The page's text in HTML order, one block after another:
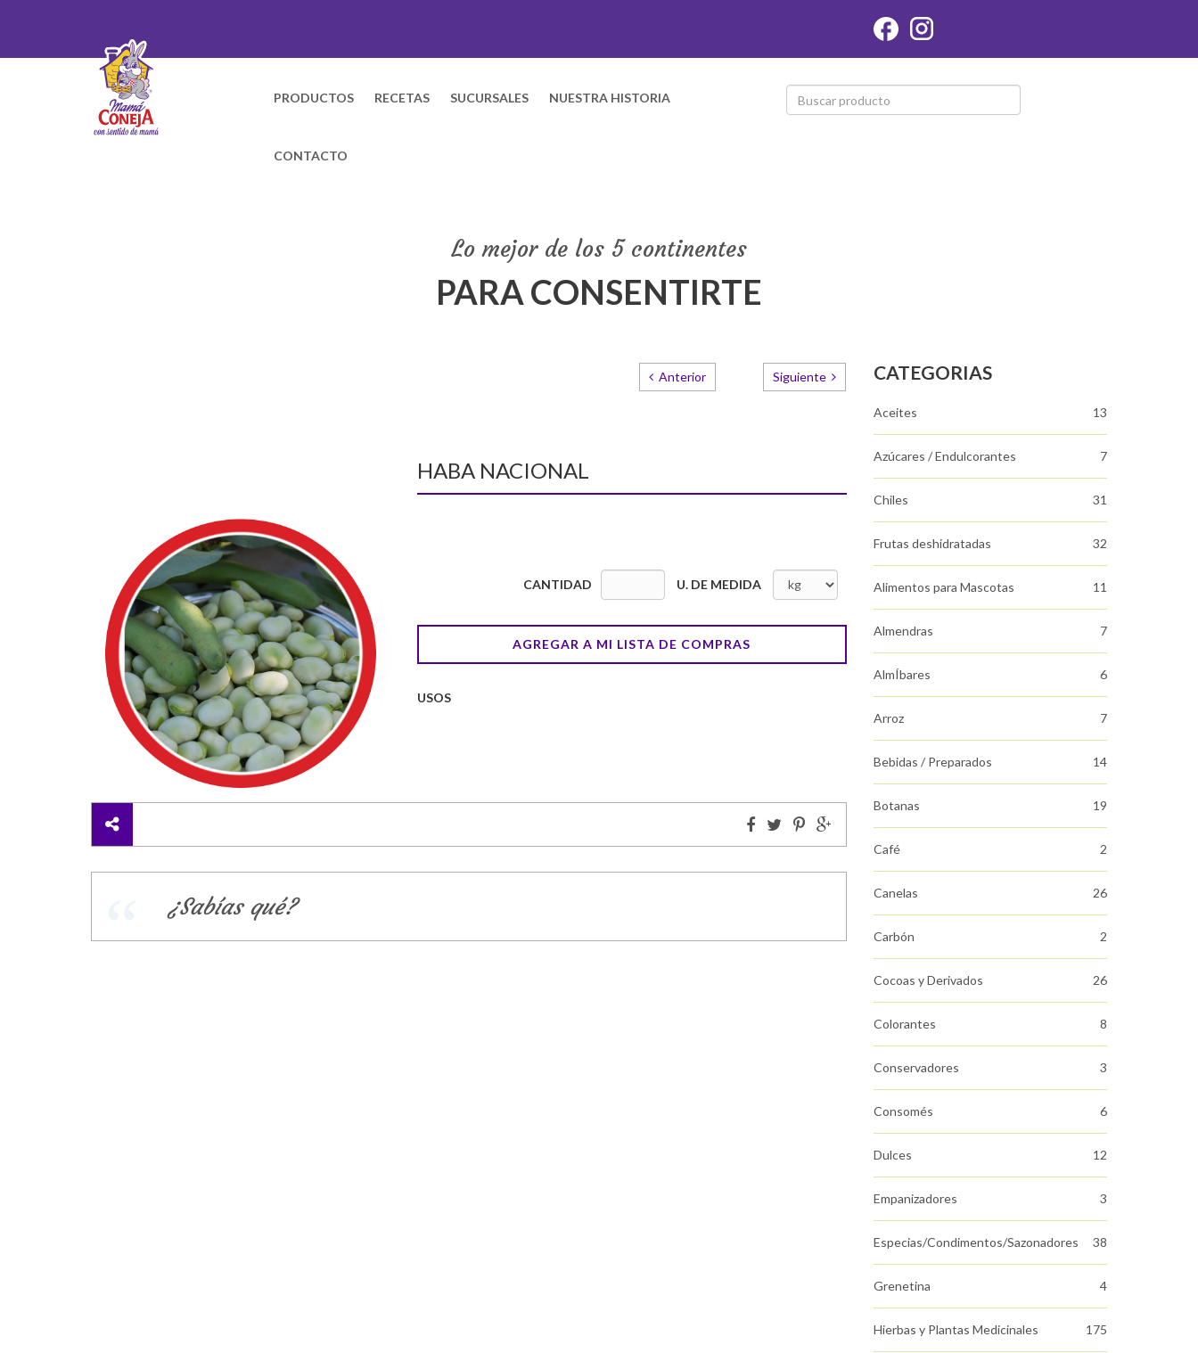
PRODUCTOS RECETAS SUCURSALES NUESTRA HISTORIA
CONTACTO
Lo mejor de los 5 continentes
PARA CONSENTIRTE
Anterior Siguiente
HABA NACIONAL
CANTIDAD U. DE MEDIDA
AGREGAR A MI LISTA DE COMPRAS
USOS
¿Sabías qué?
CATEGORIAS
Aceites 13
Azúcares / Endulcorantes 7
Chiles 31
Frutas deshidratadas 32
Alimentos para Mascotas 11
Almendras 7
AlmÍbares 6
Arroz 7
Bebidas / Preparados 14
Botanas 19
Café 2
Canelas 26
Carbón 2
Cocoas y Derivados 26
Colorantes 8
Conservadores 3
Consomés 6
Dulces 12
Empanizadores 3
Especias/Condimentos/Sazonadores 38
Grenetina 4
Hierbas y Plantas Medicinales 175